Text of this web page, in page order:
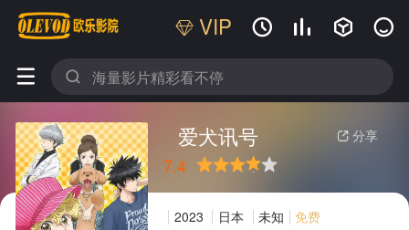
VIP    
 
 分享
爱犬讯号
7.4
很差较差还行推荐力荐
2023 日本 未知
免费